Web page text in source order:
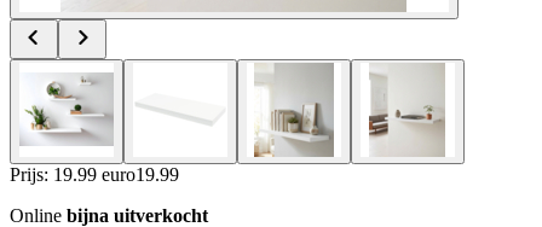
Prijs: 19.99 euro19.99
Online bijna uitverkocht